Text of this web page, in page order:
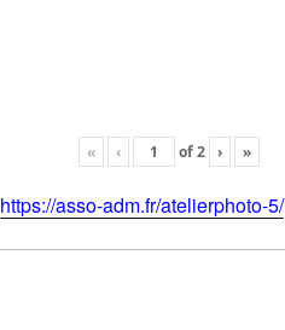
« ‹ of2 › »
https://asso-adm.fr/atelierphoto-5/